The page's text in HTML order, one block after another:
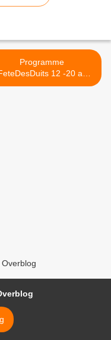
Programme
12 -20 août
à... >